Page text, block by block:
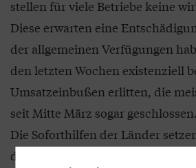
stellen für viele Betriebe keine
Diese erwarten eine
der allgemeinen Verfügungen
den letzten Wochen existenziell
Umsatzeinbußen erlitten, die
seit Mitte März sogar
Die Soforthilfen der Länder
dass erst das private Vermögen